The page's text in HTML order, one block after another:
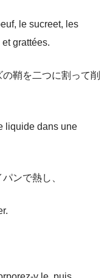
le sucreet, les
grattées.
鞘を二つに割って削
liquide dans une
ンで熱し、